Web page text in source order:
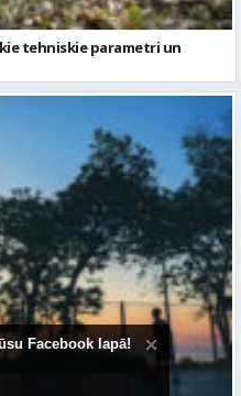
tehniskie parametri un
Facebook lapā!